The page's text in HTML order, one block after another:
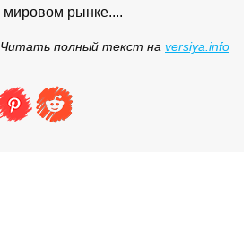
мировом рынке....
Читать полный текст на versiya.info